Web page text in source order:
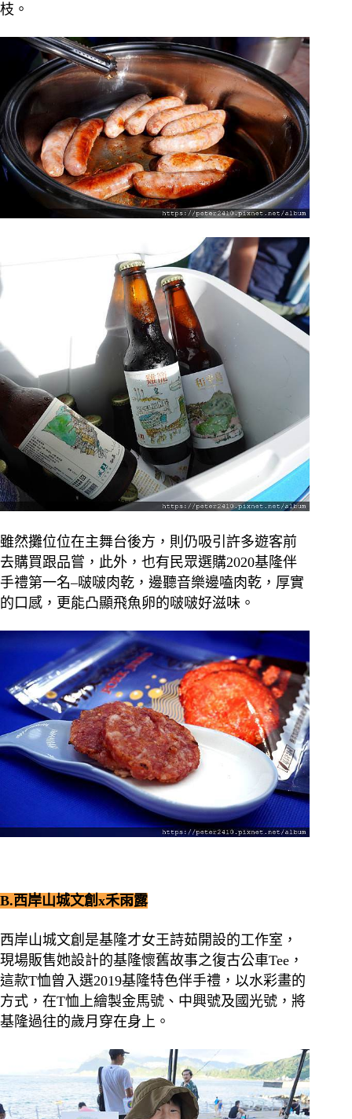
枝。
雖然攤位位在主舞台後方，則仍吸引許多遊客前
去購買跟品嘗，此外，也有民眾選購2020基隆伴
手禮第一名–啵啵肉乾，邊聽音樂邊嗑肉乾，厚實
的口感，更能凸顯飛魚卵的啵啵好滋味。
B.西岸山城文創x禾雨露
西岸山城文創是基隆才女王詩茹開設的工作室，
現場販售她設計的基隆懷舊故事之復古公車Tee，
這款T恤曾入選2019基隆特色伴手禮，以水彩畫的
方式，在T恤上繪製金馬號、中興號及國光號，將
基隆過往的歲月穿在身上。